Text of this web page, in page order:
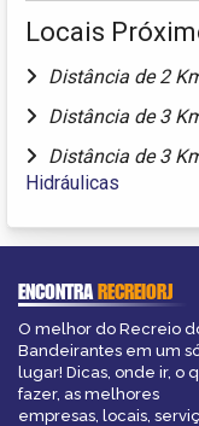
Locais
Distância de 2
Distância de 3
Distância de 3
Hidráulicas
ENCONTRARECREIORJ
O melhor do Recreio
Bandeirantes em um
lugar! Dicas, onde ir, o
fazer, as melhores
empresas, locais,